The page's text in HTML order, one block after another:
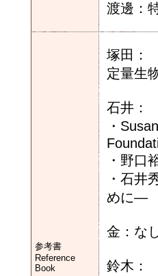
渡邊：
参考書
Reference
Book
塚田：
定量
石井：
・
・野口
・石井
めに―
金：な
鈴木：